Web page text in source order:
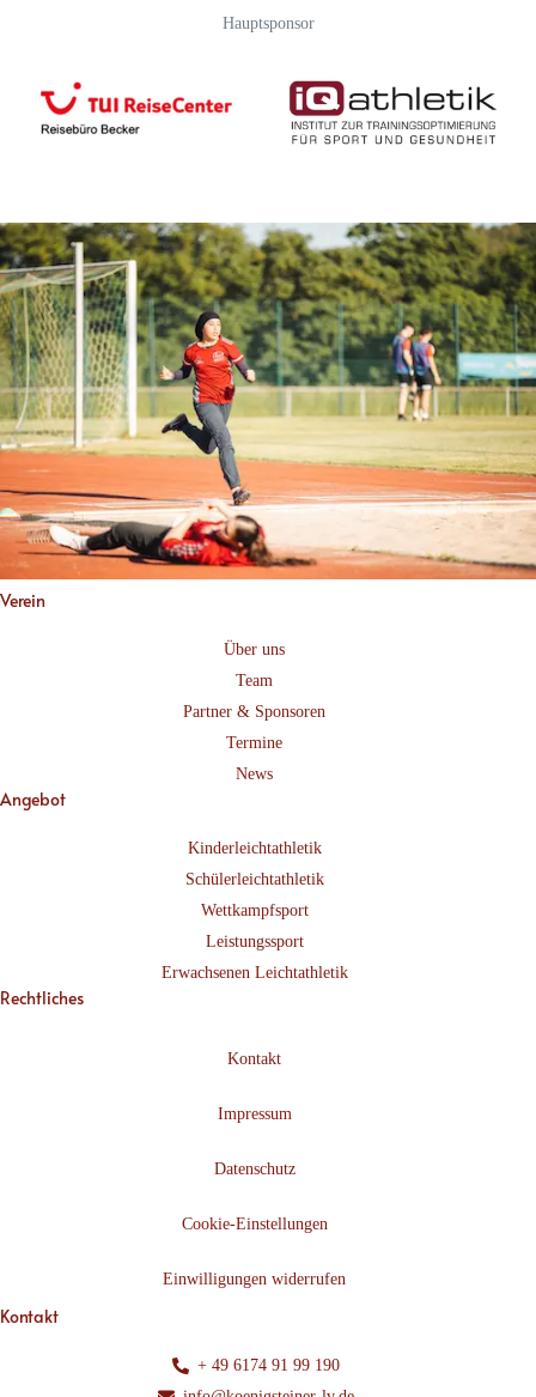
Hauptsponsor
Verein
Über uns
Team
Partner & Sponsoren
Termine
News
Angebot
Kinderleichtathletik
Schülerleichtathletik
Wettkampfsport
Leistungssport
Erwachsenen Leichtathletik
Rechtliches
Kontakt
Impressum
Datenschutz
Cookie-Einstellungen
Einwilligungen widerrufen
Kontakt
+ 49 6174 91 99 190